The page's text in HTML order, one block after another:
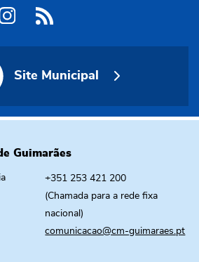
Site Municipal
Guimarães
+351 253 421 200
(Chamada para a rede fixa
nacional)
comunicacao@cm-guimaraes.pt